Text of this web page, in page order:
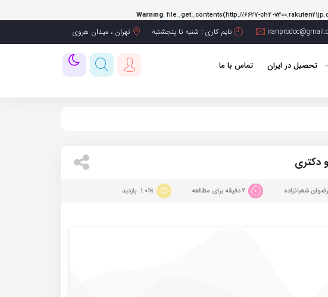
Warning: file_get_contents(http://6627-ch4-
تایم کاری : شنبه تا پنجشنبه تهران ، میدان هروی
تحصیل در ایران تماس با ما
شعبانزاده